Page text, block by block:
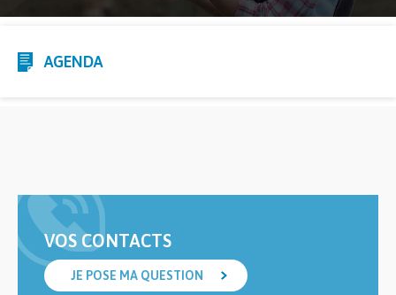
AGENDA
VOS CONTACTS
JE POSE MA QUESTION